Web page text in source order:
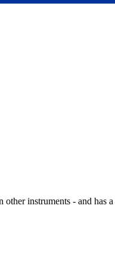
instruments - and has